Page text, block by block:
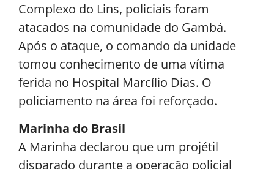
Complexo do Lins, policiais foram
atacados na comunidade do Gambá.
Após o ataque, o comando da unidade
tomou conhecimento de uma vítima
ferida no Hospital Marcílio Dias. O
policiamento na área foi reforçado.
Marinha do Brasil
A Marinha declarou que um projétil
disparado durante a operação policial